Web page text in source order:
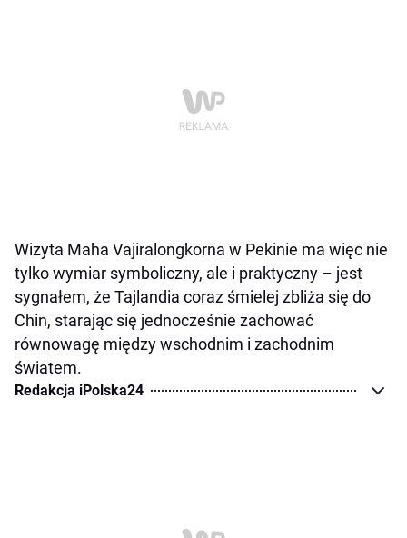
Wizyta Maha Vajiralongkorna w Pekinie ma więc nie
tylko wymiar symboliczny, ale i praktyczny – jest
sygnałem, że Tajlandia coraz śmielej zbliża się do
Chin, starając się jednocześnie zachować
równowagę między wschodnim i zachodnim
światem.
Redakcja iPolska24